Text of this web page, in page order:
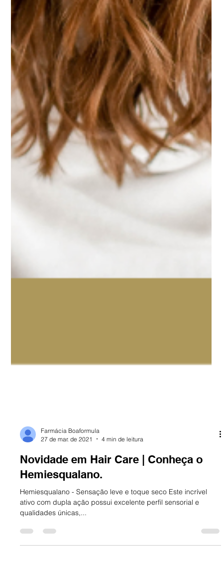
Farmácia Boaformula
27 de mar. de 2021
Novidade em Hair Care | Conheça o
Hemiesqualano.
ativo com dupla ação possui excelente perfil sensorial e
qualidades únicas,...